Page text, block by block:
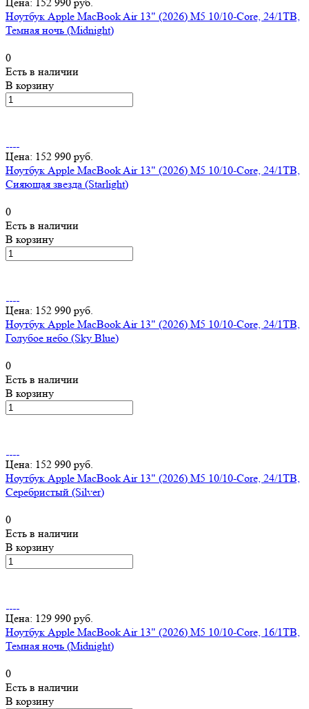
Ноутбук Apple MacBook Air 13" (2026) M5 10/10-Core, 24/1TB,
Темная ночь (Midnight)
0
Есть в наличии
В корзину
Цена: 152 990 руб.
Ноутбук Apple MacBook Air 13" (2026) M5 10/10-Core, 24/1TB,
Сияющая звезда (Starlight)
0
Есть в наличии
В корзину
Цена: 152 990 руб.
Ноутбук Apple MacBook Air 13" (2026) M5 10/10-Core, 24/1TB,
Голубое небо (Sky Blue)
0
Есть в наличии
В корзину
Цена: 152 990 руб.
Ноутбук Apple MacBook Air 13" (2026) M5 10/10-Core, 24/1TB,
Серебристый (Silver)
0
Есть в наличии
В корзину
Цена: 129 990 руб.
Ноутбук Apple MacBook Air 13" (2026) M5 10/10-Core, 16/1TB,
Темная ночь (Midnight)
0
Есть в наличии
В корзину